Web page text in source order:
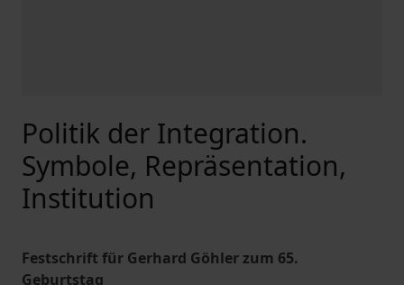
Politik der Integration.
Symbole, Repräsentation,
Institution
Festschrift für Gerhard Göhler zum 65.
Geburtstag